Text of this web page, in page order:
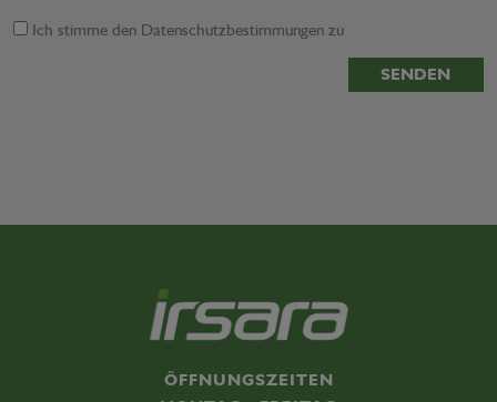
Ich stimme den Datenschutzbestimmungen zu
SENDEN
ÖFFNUNGSZEITEN